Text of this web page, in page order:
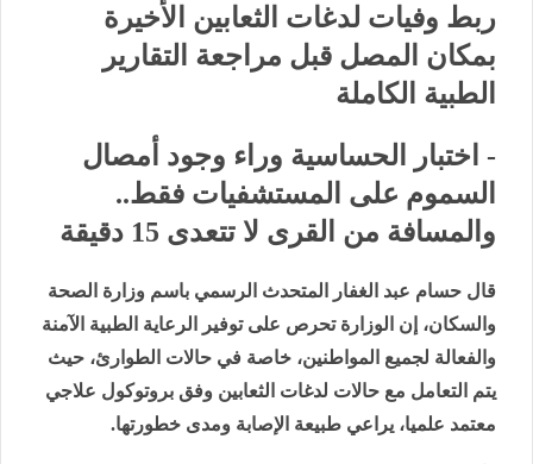
ربط وفيات لدغات الثعابين الأخيرة
بمكان المصل قبل مراجعة التقارير
الطبية الكاملة
- اختبار الحساسية وراء وجود أمصال
السموم على المستشفيات فقط..
والمسافة من القرى لا تتعدى 15 دقيقة
قال حسام عبد الغفار المتحدث الرسمي باسم وزارة الصحة
والسكان، إن الوزارة تحرص على توفير الرعاية الطبية الآمنة
والفعالة لجميع المواطنين، خاصة في حالات الطوارئ، حيث
يتم التعامل مع حالات لدغات الثعابين وفق بروتوكول علاجي
معتمد علميا، يراعي طبيعة الإصابة ومدى خطورتها.